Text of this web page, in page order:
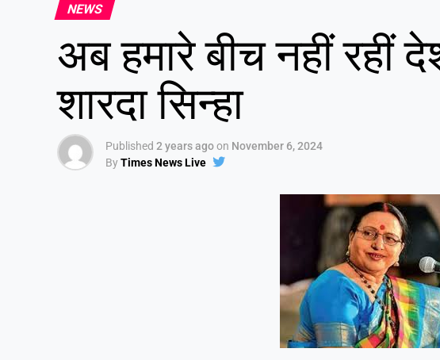
NEWS
अब हमारे बीच नहीं रहीं
शारदा सिन्हा
Published 2 years agoon November 6, 2024
ByTimes News Live